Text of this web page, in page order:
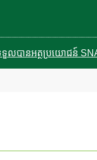
ទទួលបានអត្ថប្រយោជន៍